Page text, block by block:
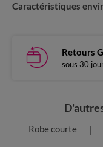
Caractéristiques
Retours
sous 30
Robe courte